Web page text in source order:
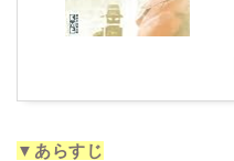
▼あらすじ